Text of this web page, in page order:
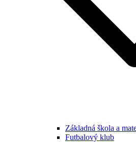
Základná škola a
Futbalový klub